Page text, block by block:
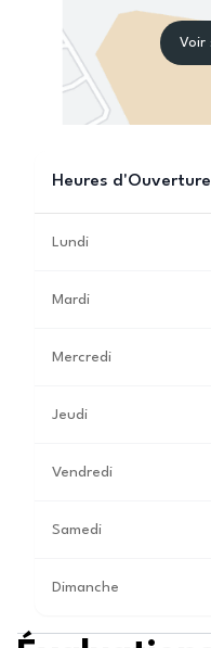
Voir
Heures d'Ouverture
Lundi
Mardi
Mercredi
Jeudi
Vendredi
Samedi
Dimanche